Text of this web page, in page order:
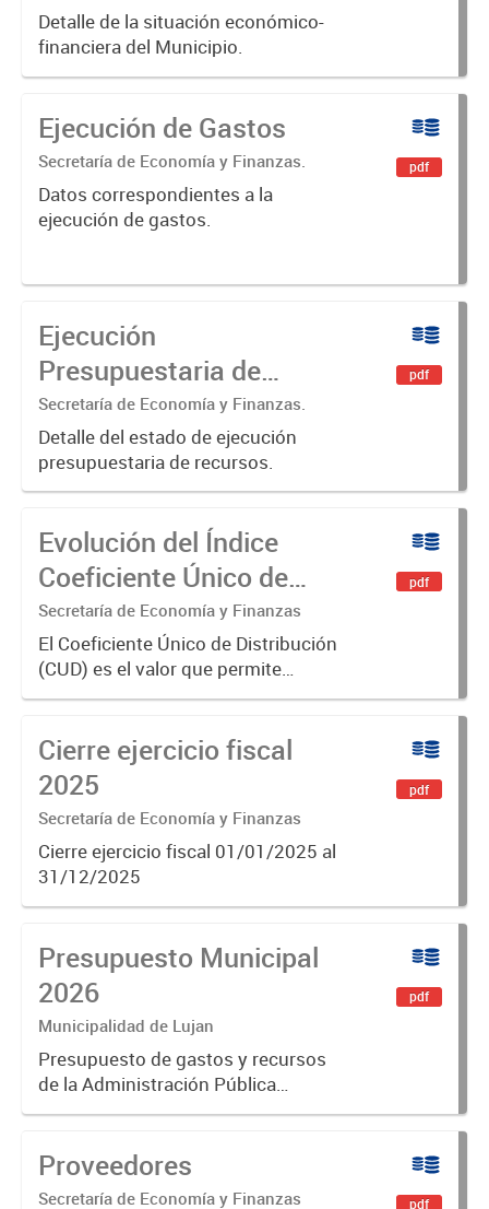
Detalle de la situación económico-
financiera del Municipio.
Ejecución de Gastos
Secretaría de Economía y Finanzas.
Datos correspondientes a la
ejecución de gastos.
pdf
Ejecución
Presupuestaria de
Recursos
Secretaría de Economía y Finanzas.
Detalle del estado de ejecución
presupuestaria de recursos.
pdf
Evolución del Índice
Coeficiente Único de
Distribución (CUD)
Secretaría de Economía y Finanzas
El Coeficiente Único de Distribución
(CUD) es el valor que permite
distribuir los recursos
municipios. Se construye en base a
diferentes variables, como
población,...
pdf
Cierre ejercicio fiscal
2025
Secretaría de Economía y Finanzas
Cierre ejercicio fiscal 01/01/2025 al
31/12/2025
pdf
Presupuesto Municipal
2026
Municipalidad de Lujan
Presupuesto de gastos y recursos
de la Administración Pública
Municipal para el ejercicio 2026.
pdf
Proveedores
Secretaría de Economía y Finanzas pdf